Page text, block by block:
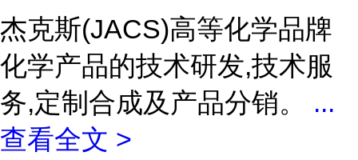
杰克斯(JACS)高等化学品牌
化学产品的技术研发,技术服
务,定制合成及产品分销。 ...
查看全文 >